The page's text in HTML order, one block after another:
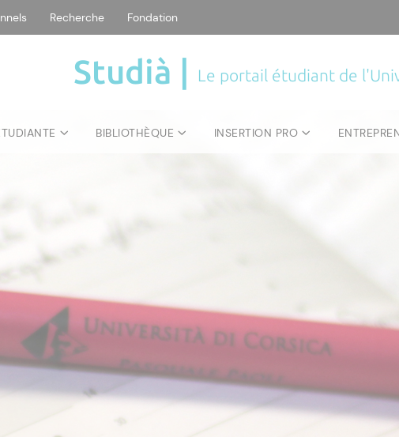
Recherche Fondation
Studià | Le portail étudiant de
BIBLIOTHÈQUE INSERTION PRO